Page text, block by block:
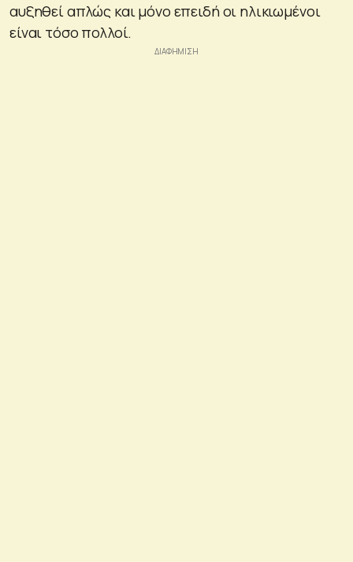
αυξηθεί απλώς και μόνο επειδή οι ηλικιωμένοι
είναι τόσο πολλοί.